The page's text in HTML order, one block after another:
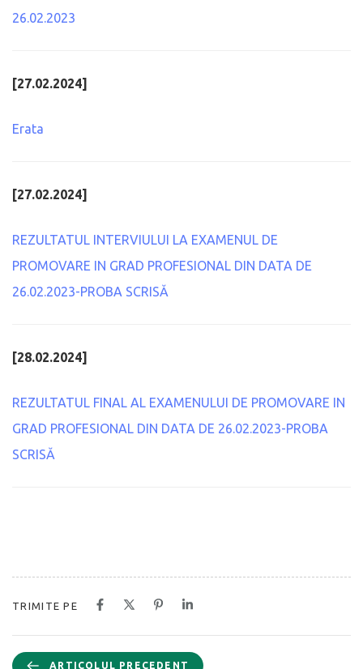
26.02.2023
[27.02.2024]
Erata
[27.02.2024]
REZULTATUL INTERVIULUI LA EXAMENUL DE
PROMOVARE IN GRAD PROFESIONAL DIN DATA DE
26.02.2023-PROBA SCRISĂ
[28.02.2024]
REZULTATUL FINAL AL EXAMENULUI DE PROMOVARE IN
GRAD PROFESIONAL DIN DATA DE 26.02.2023-PROBA
SCRISĂ
TRIMITE PE
ARTICOLUL PRECEDENT